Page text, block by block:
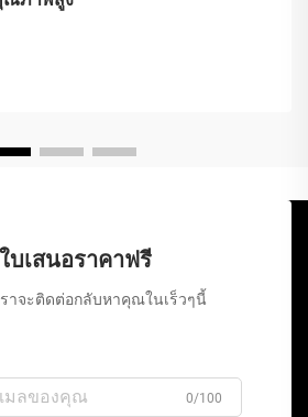
บเสนอราคาฟรี
าจะติดต่อกลับหาคุณในเร็วๆนี้
0/100